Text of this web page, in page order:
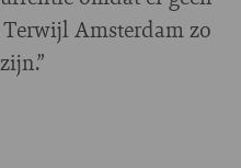
Amsterdam zo